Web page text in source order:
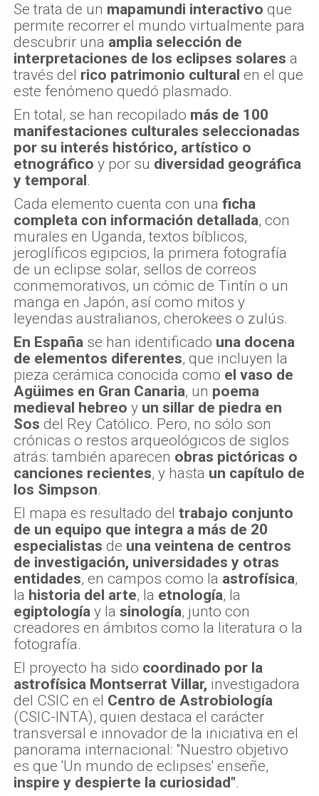
Se trata de un mapamundi interactivo que
permite recorrer el mundo virtualmente para
descubrir una amplia selección de
interpretaciones de los eclipses solares a
través del rico patrimonio cultural en el que
este fenómeno quedó plasmado.
En total, se han recopilado más de 100
manifestaciones culturales seleccionadas
por su interés histórico, artístico o
etnográfico y por su diversidad geográfica
y temporal.
Cada elemento cuenta con una ficha
completa con información detallada, con
murales en Uganda, textos bíblicos,
jeroglíficos egipcios, la primera fotografía
de un eclipse solar, sellos de correos
conmemorativos, un cómic de Tintín o un
manga en Japón, así como mitos y
leyendas australianos, cherokees o zulús.
En España se han identificado una docena
de elementos diferentes, que incluyen la
pieza cerámica conocida como el vaso de
Agüimes en Gran Canaria, un poema
medieval hebreo y un sillar de piedra en
Sos del Rey Católico. Pero, no sólo son
crónicas o restos arqueológicos de siglos
atrás: también aparecen obras pictóricas o
canciones recientes, y hasta un capítulo de
los Simpson.
El mapa es resultado del trabajo conjunto
de un equipo que integra a más de 20
especialistas de una veintena de centros
de investigación, universidades y otras
entidades, en campos como la astrofísica,
la historia del arte, la etnología, la
egiptología y la sinología, junto con
creadores en ámbitos como la literatura o la
fotografía.
El proyecto ha sido coordinado por la
astrofísica Montserrat Villar, investigadora
del CSIC en el Centro de Astrobiología
(CSIC-INTA), quien destaca el carácter
transversal e innovador de la iniciativa en el
panorama internacional: "Nuestro objetivo
es que 'Un mundo de eclipses' enseñe,
inspire y despierte la curiosidad".